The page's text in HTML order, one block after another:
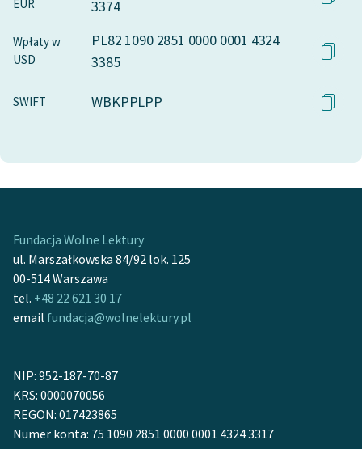
EUR
3374
Wpłaty w
USD
PL82 1090 2851 0000 0001 4324
3385
SWIFT WBKPPLPP
Fundacja Wolne Lektury
ul. Marszałkowska 84/92 lok. 125
00-514 Warszawa
tel. +48 22 621 30 17
email fundacja@wolnelektury.pl
NIP: 952-187-70-87
KRS: 0000070056
REGON: 017423865
Numer konta: 75 1090 2851 0000 0001 4324 3317